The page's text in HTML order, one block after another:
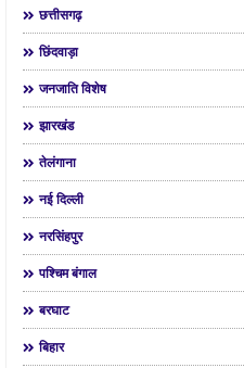
छत्तीसगढ़
छिंदवाड़ा
जनजाति विशेष
झारखंड
तेलंगाना
नई दिल्ली
नरसिंहपुर
पश्चिम बंगाल
बरघाट
बिहार